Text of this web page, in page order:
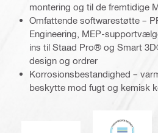
montering og til de fremtidige
Omfattende softwarestøtte –
Engineering, MEP-
ins til Staad Pro® og Smart
design og ordrer
Korrosionsbestandighed –
beskytte mod fugt og kemisk
CE EN 1090 mærke
DNV